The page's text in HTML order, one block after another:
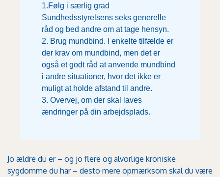
1.Følg i særlig grad
Sundhedsstyrelsens seks generelle
råd og bed andre om at tage hensyn.
2. Brug mundbind. I enkelte tilfælde er
der krav om mundbind, men det er
også et godt råd at anvende mundbind
i andre situationer, hvor det ikke er
muligt at holde afstand til andre.
3. Overvej, om der skal laves
ændringer på din arbejdsplads.
Jo ældre du er – og jo flere og alvorlige kroniske
sygdomme du har – desto mere opmærksom skal du være